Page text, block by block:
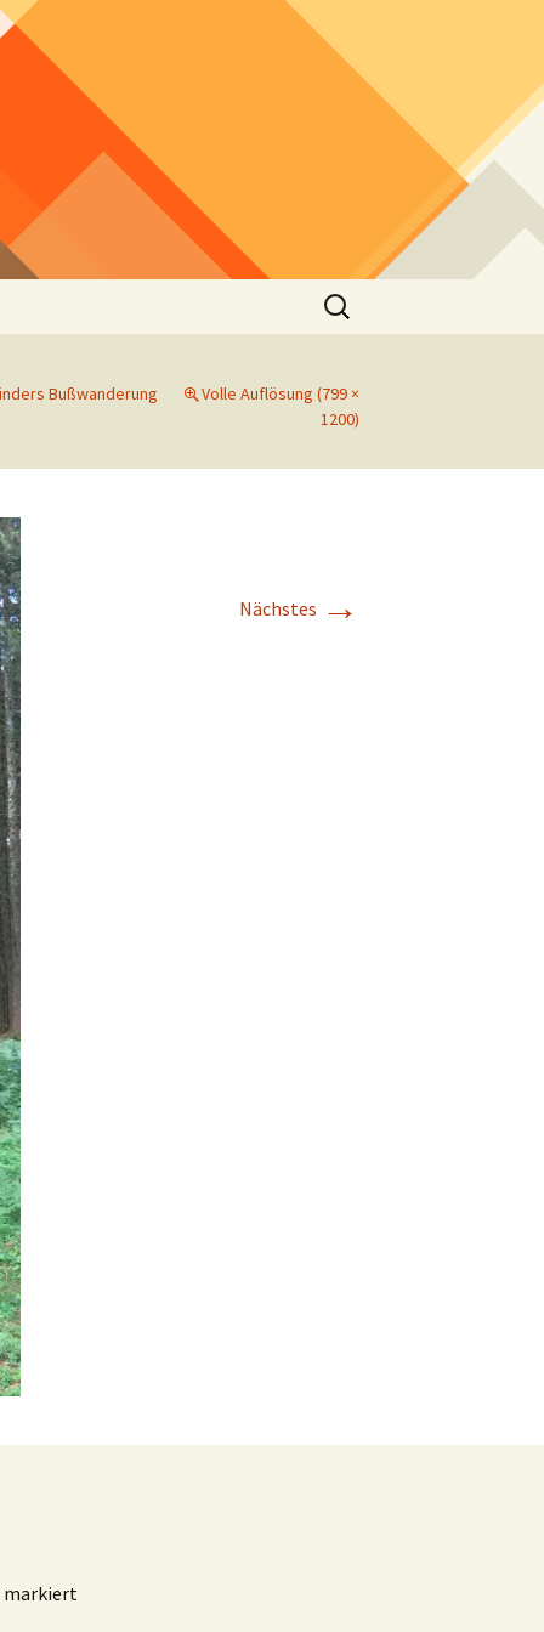
Suchen
nach:
Bußwanderung
Volle Auflösung (799 ×
1200)
Nächstes →
markiert